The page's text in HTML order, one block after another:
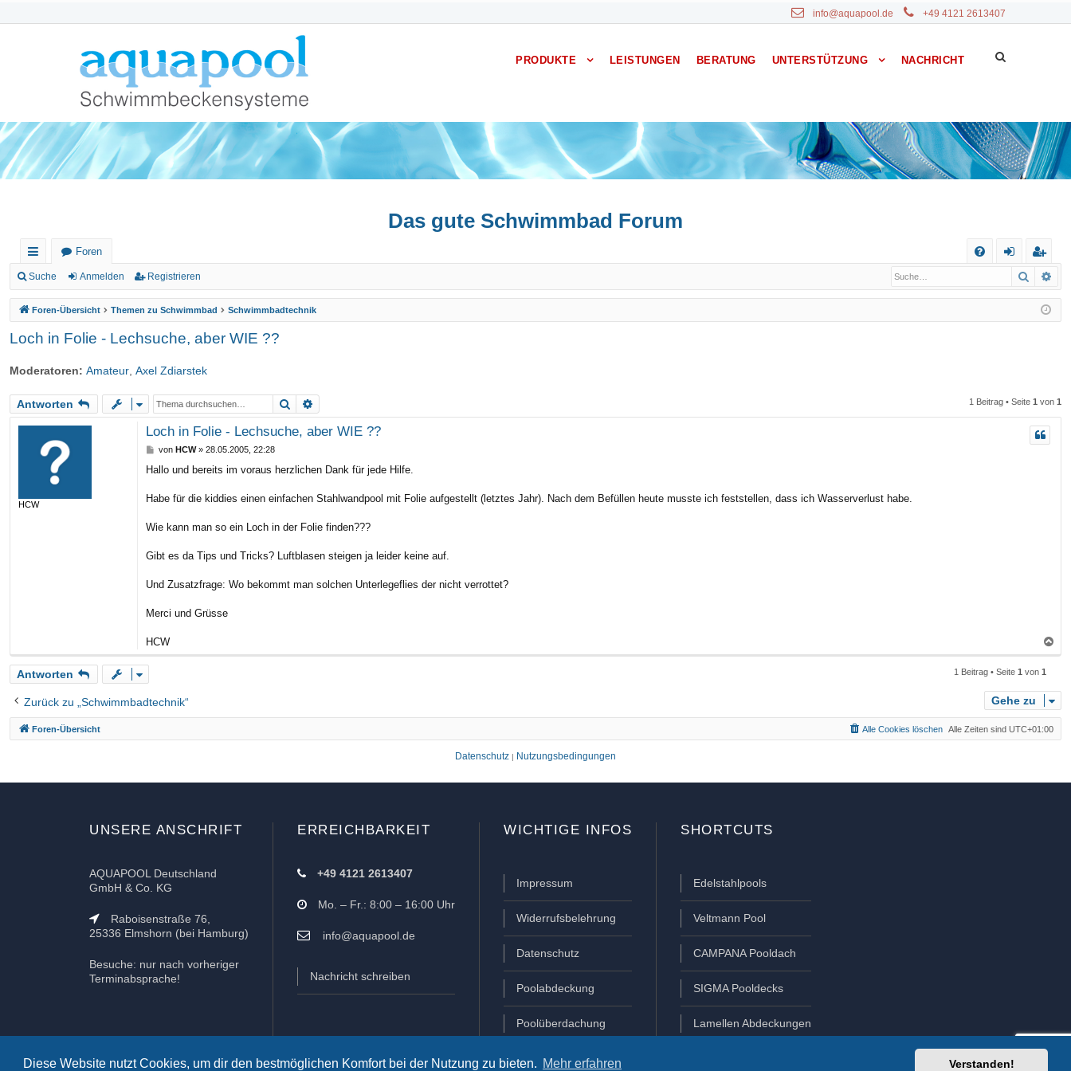
Diese Website nutzt Cookies, um dir den bestmöglichen Komfort bei der Nutzung zu bieten. Mehr erfahren Verstanden!
info@aquapool.de +49 4121 2613407
PRODUKTE LEISTUNGEN BERATUNG UNTERSTÜTZUNG NACHRICHT
Das gute Schwimmbad Forum
ch
ne
llz
riff
Foren
A
Q
m
el
eg
ist
rie
Suche Anmelden Registrieren Suche
Foren-Übersicht Themen zu Schwimmbad Schwimmbadtechnik
Loch in Folie - Lechsuche, aber WIE ??
Moderatoren: Amateur Axel Zdiarstek
Antworten Suche 1 Beitrag • Seite 1 von 1
HCW
Loch in Folie - Lechsuche, aber WIE ??
B
i
r
von HCW» 28.05.2005, 22:28
Hallo und bereits im voraus herzlichen Dank für jede Hilfe.
Habe für die kiddies einen einfachen Stahlwandpool mit Folie aufgestellt (letztes Jahr). Nach dem Befüllen heute musste ich feststellen, dass ich Wasserverlust habe.
Wie kann man so ein Loch in der Folie finden???
Gibt es da Tips und Tricks? Luftblasen steigen ja leider keine auf.
Und Zusatzfrage: Wo bekommt man solchen Unterlegeflies der nicht verrottet?
Merci und Grüsse
HCW
a
h
b
Antworten 1 Beitrag • Seite 1 von 1
Zurück zu „Schwimmbadtechnik“ Gehe zu
Foren-Übersicht Alle Zeiten sind UTC+01:00
Alle Cookies löschen
Datenschutz | Nutzungsbedingungen
UNSERE ANSCHRIFT
AQUAPOOL Deutschland
GmbH & Co. KG
Raboisenstraße 76,
25336 Elmshorn (bei Hamburg)
Besuche: nur nach vorheriger
Terminabsprache!
ERREICHBARKEIT
+49 4121 2613407
Mo. – Fr.: 8:00 – 16:00 Uhr
info@aquapool.de
Nachricht schreiben
WICHTIGE INFOS
Impressum
Widerrufsbelehrung
Datenschutz
Poolabdeckung
Poolüberdachung
SHORTCUTS
Edelstahlpools
Veltmann Pool
CAMPANA Pooldach
SIGMA Pooldecks
Lamellen Abdeckungen